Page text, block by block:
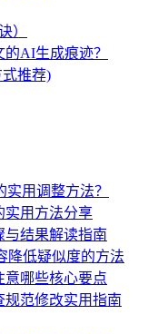
）
AI生成痕迹？
推荐)
用调整方法？
实用方法分享
结果解读指南
降低疑似度的方法
哪些核心要点
范修改实用指南